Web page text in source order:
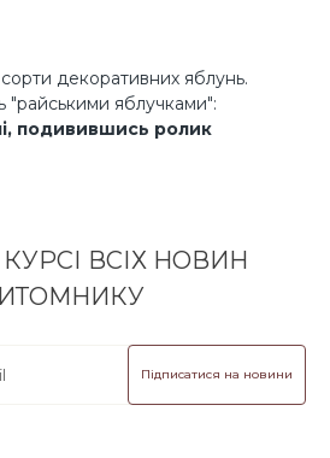
декоративних яблунь.
"райськими яблучками":
подивившись ролик
ВСІХ НОВИН
Підписатися на новини